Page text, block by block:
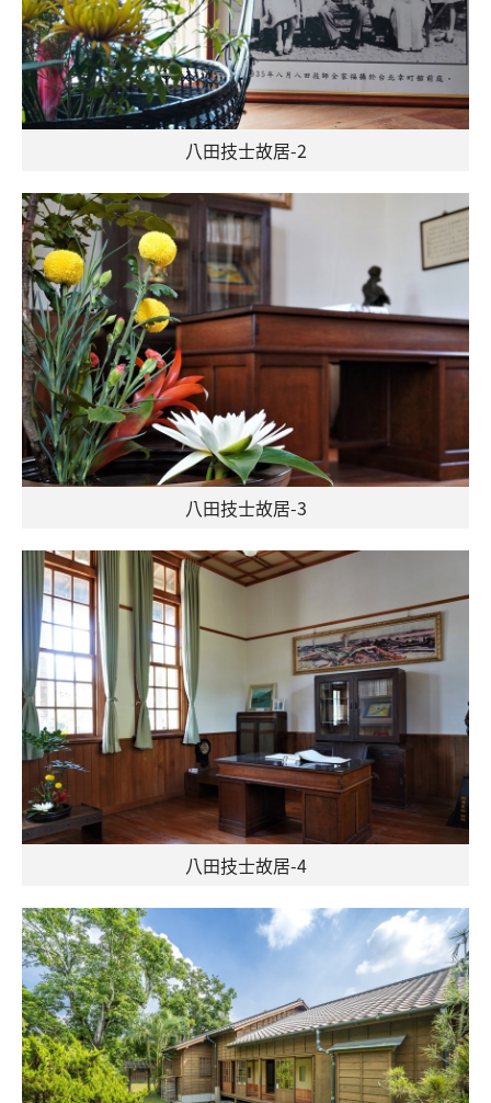
八田技士故居-2
八田技士故居-3
八田技士故居-4